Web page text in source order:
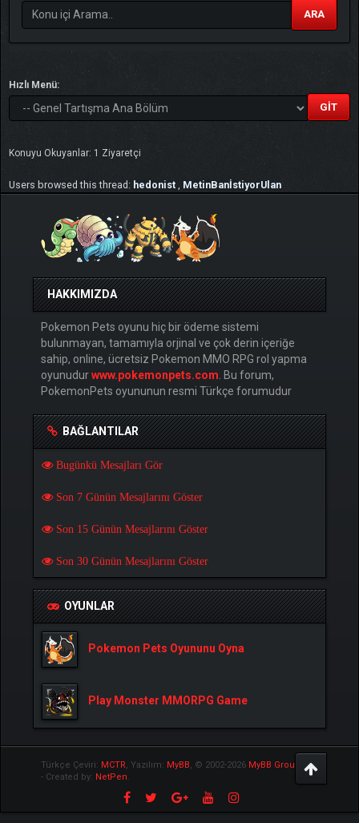
ARA
Hızlı Menü:
Konuyu Okuyanlar: 1 Ziyaretçi
Users browsed this thread: hedonist MetinBanİstiyorUlan
HAKKIMIZDA
Pokemon Pets oyunu hiç bir ödeme sistemi
bulunmayan, tamamıyla orjinal ve çok derin içeriğe
sahip, online, ücretsiz Pokemon MMO RPG rol yapma
oyunudurwww.pokemonpets.com . Bu forum,
PokemonPets oyununun resmi Türkçe forumudur
BAĞLANTILAR
Bugünkü Mesajları Gör
Son 7 Günün Mesajlarını Göster
Son 15 Günün Mesajlarını Göster
Son 30 Günün Mesajlarını Göster
OYUNLAR
Pokemon Pets Oyununu Oyna
Play Monster MMORPG Game
Türkçe Çeviri: MCTR, Yazılım: MyBB, © 2002-2026 MyBB Group
- Created by: NetPen.